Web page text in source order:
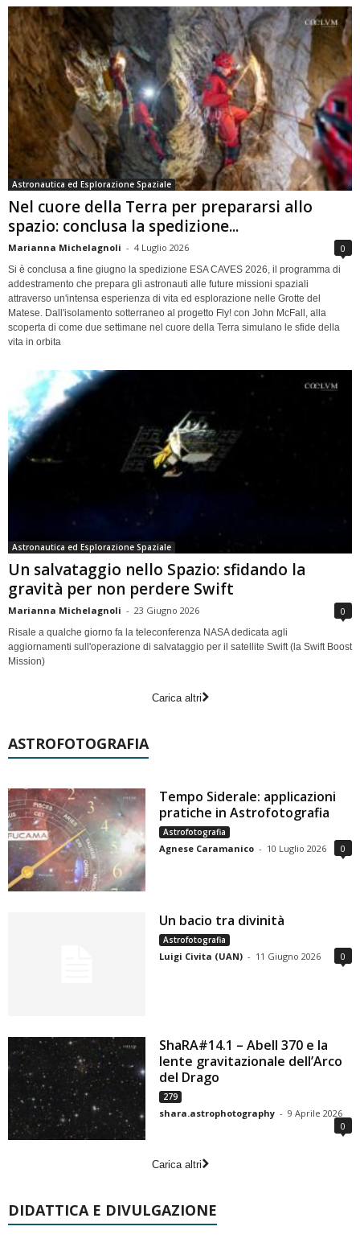
Astronautica ed Esplorazione Spaziale
Nel cuore della Terra per prepararsi allo
spazio: conclusa la spedizione...
Marianna Michelagnoli - 4 Luglio 2026 0
Si è conclusa a fine giugno la spedizione ESA CAVES 2026, il programma di
addestramento che prepara gli astronauti alle future missioni spaziali
attraverso un'intensa esperienza di vita ed esplorazione nelle Grotte del
Matese. Dall'isolamento sotterraneo al progetto Fly! con John McFall, alla
scoperta di come due settimane nel cuore della Terra simulano le sfide della
vita in orbita
Astronautica ed Esplorazione Spaziale
Un salvataggio nello Spazio: sfidando la
gravità per non perdere Swift
Marianna Michelagnoli - 23 Giugno 2026 0
Risale a qualche giorno fa la teleconferenza NASA dedicata agli
aggiornamenti sull'operazione di salvataggio per il satellite Swift (la Swift Boost
Mission)
Carica altri
ASTROFOTOGRAFIA
Tempo Siderale: applicazioni
pratiche in Astrofotografia
Astrofotografia
Agnese Caramanico - 10 Luglio 2026 0
Un bacio tra divinità
Astrofotografia
Luigi Civita (UAN) - 11 Giugno 2026 0
ShaRA#14.1 – Abell 370 e la
lente gravitazionale dell’Arco
del Drago
279
shara.astrophotography - 9 Aprile 2026
0
Carica altri
DIDATTICA E DIVULGAZIONE